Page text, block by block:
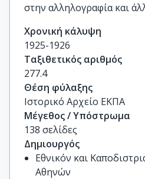
στην αλληλογραφία και
Χρονική κάλυψη
1925-1926
Ταξιθετικός αριθμός
277.4
Θέση φύλαξης
Ιστορικό Αρχείο ΕΚΠΑ
Μέγεθος / Υπόστρωμα
138 σελίδες
Δημιουργός
Εθνικόν και
Αθηνών